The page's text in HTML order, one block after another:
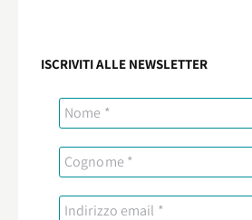
ISCRIVITI ALLE NEWSLETTER